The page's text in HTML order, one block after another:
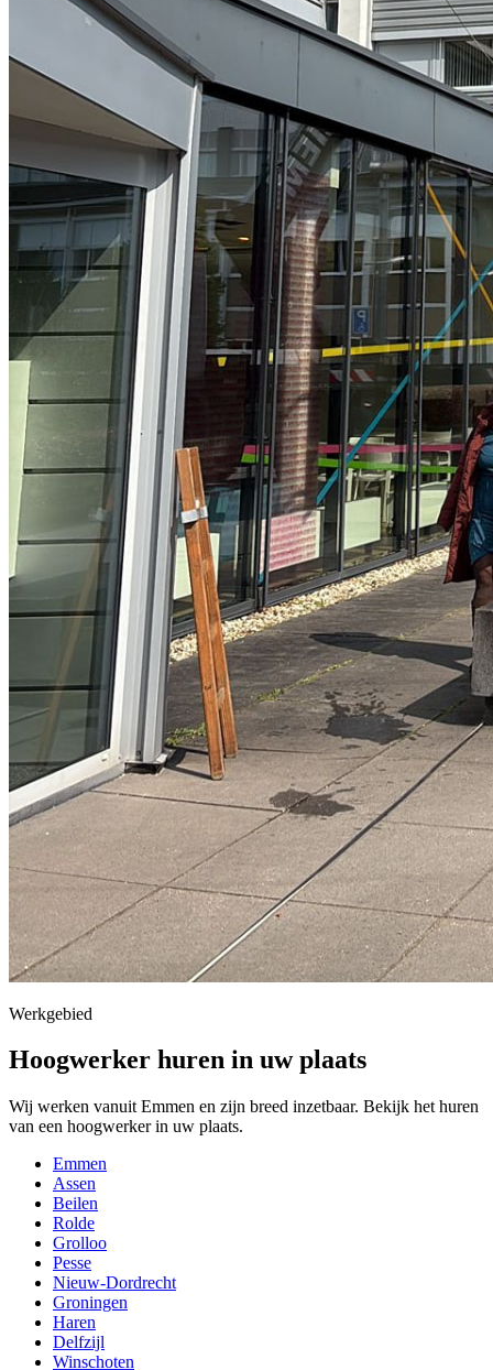
Werkgebied
Hoogwerker huren in uw plaats
Wij werken vanuit Emmen en zijn breed inzetbaar. Bekijk het huren
van een hoogwerker in uw plaats.
Emmen
Assen
Beilen
Rolde
Grolloo
Pesse
Nieuw-Dordrecht
Groningen
Haren
Delfzijl
Winschoten